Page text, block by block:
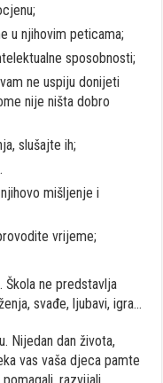
u njihovim peticama;
sposobnosti;
ne uspiju donijeti
nije ništa dobro
slušajte ih;
mišljenje i
vrijeme;
ne predstavlja
svađe, ljubavi, igra…
Nijedan dan života,
vas vaša djeca pamte